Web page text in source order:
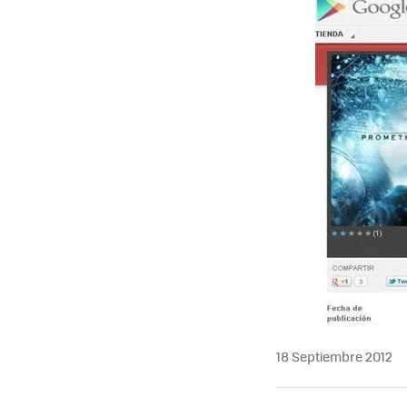
18 Septiembre 2012